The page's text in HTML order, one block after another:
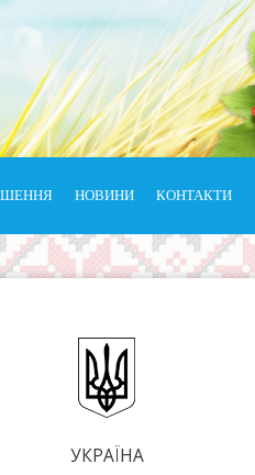
НОВИНИ КОНТАКТИ
УКРАЇНА